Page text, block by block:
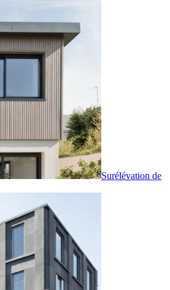
Surélévation de